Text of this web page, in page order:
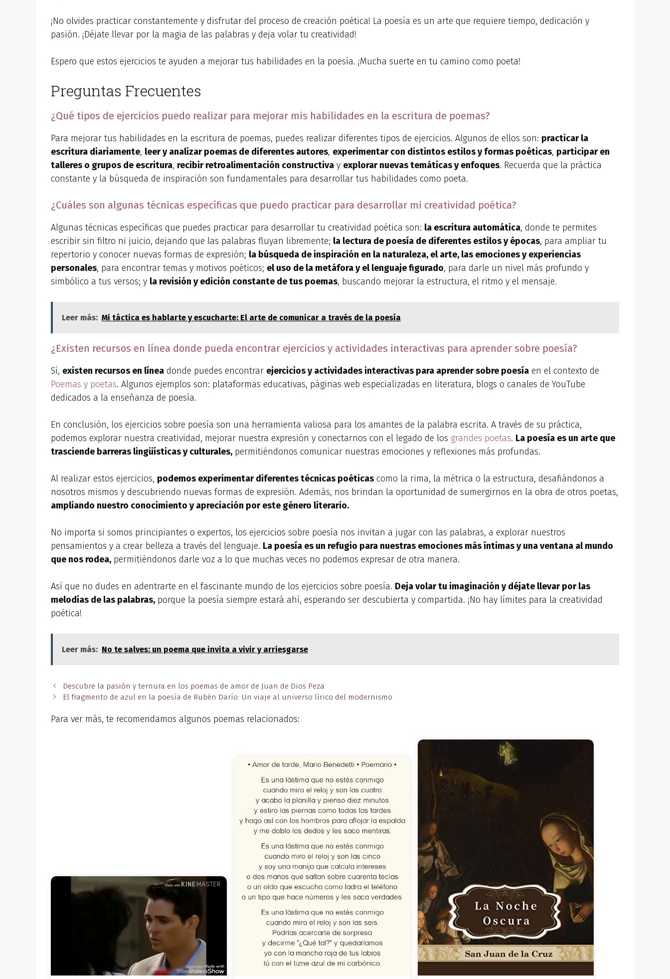
¡No olvides practicar constantemente y disfrutar del proceso de creación poética! La poesía es un arte que requiere tiempo, dedicación y
pasión. ¡Déjate llevar por la magia de las palabras y deja volar tu creatividad!
Espero que estos ejercicios te ayuden a mejorar tus habilidades en la poesía. ¡Mucha suerte en tu camino como poeta!
Preguntas Frecuentes
¿Qué tipos de ejercicios puedo realizar para mejorar mis habilidades en la escritura de poemas?
Para mejorar tus habilidades en la escritura de poemas, puedes realizar diferentes tipos de ejercicios. Algunos de ellos son: practicar la
escritura diariamente, leer y analizar poemas de diferentes autores, experimentar con distintos estilos y formas poéticas, participar en
talleres o grupos de escritura, recibir retroalimentación constructiva y explorar nuevas temáticas y enfoques. Recuerda que la práctica
constante y la búsqueda de inspiración son fundamentales para desarrollar tus habilidades como poeta.
¿Cuáles son algunas técnicas específicas que puedo practicar para desarrollar mi creatividad poética?
Algunas técnicas específicas que puedes practicar para desarrollar tu creatividad poética son: la escritura automática, donde te permites
escribir sin filtro ni juicio, dejando que las palabras fluyan libremente; la lectura de poesía de diferentes estilos y épocas, para ampliar tu
repertorio y conocer nuevas formas de expresión; la búsqueda de inspiración en la naturaleza, el arte, las emociones y experiencias
personales, para encontrar temas y motivos poéticos; el uso de la metáfora y el lenguaje figurado, para darle un nivel más profundo y
simbólico a tus versos; y la revisión y edición constante de tus poemas, buscando mejorar la estructura, el ritmo y el mensaje.
Leer más: Mi táctica es hablarte y escucharte: El arte de comunicar a través de la poesía
¿Existen recursos en línea donde pueda encontrar ejercicios y actividades interactivas para aprender sobre poesía?
Sí, existen recursos en línea donde puedes encontrar ejercicios y actividades interactivas para aprender sobre poesía en el contexto de
Poemas y poetas. Algunos ejemplos son: plataformas educativas, páginas web especializadas en literatura, blogs o canales de YouTube
dedicados a la enseñanza de poesía.
En conclusión, los ejercicios sobre poesía son una herramienta valiosa para los amantes de la palabra escrita. A través de su práctica,
podemos explorar nuestra creatividad, mejorar nuestra expresión y conectarnos con el legado de los grandes poetas. La poesía es un arte que
trasciende barreras lingüísticas y culturales, permitiéndonos comunicar nuestras emociones y reflexiones más profundas.
Al realizar estos ejercicios, podemos experimentar diferentes técnicas poéticas como la rima, la métrica o la estructura, desafiándonos a
nosotros mismos y descubriendo nuevas formas de expresión. Además, nos brindan la oportunidad de sumergirnos en la obra de otros poetas,
ampliando nuestro conocimiento y apreciación por este género literario.
No importa si somos principiantes o expertos, los ejercicios sobre poesía nos invitan a jugar con las palabras, a explorar nuestros
pensamientos y a crear belleza a través del lenguaje. La poesía es un refugio para nuestras emociones más íntimas y una ventana al mundo
que nos rodea, permitiéndonos darle voz a lo que muchas veces no podemos expresar de otra manera.
Así que no dudes en adentrarte en el fascinante mundo de los ejercicios sobre poesía. Deja volar tu imaginación y déjate llevar por las
melodías de las palabras, porque la poesía siempre estará ahí, esperando ser descubierta y compartida. ¡No hay límites para la creatividad
poética!
Leer más: No te salves: un poema que invita a vivir y arriesgarse
Descubre la pasión y ternura en los poemas de amor de Juan de Dios Peza
El fragmento de azul en la poesía de Rubén Darío: Un viaje al universo lírico del modernismo
Para ver más, te recomendamos algunos poemas relacionados: